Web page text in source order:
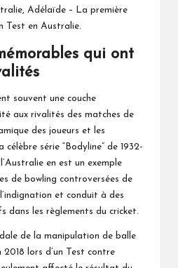
Adélaïde – La première
Test en Australie.
qui ont
souvent une couche
aux rivalités des matches de
des joueurs et les
série “Bodyline” de 1932-
en est un exemple
de bowling controversées de
et conduit à des
dans les règlements du cricket.
de la manipulation de balle
lors d’un Test contre